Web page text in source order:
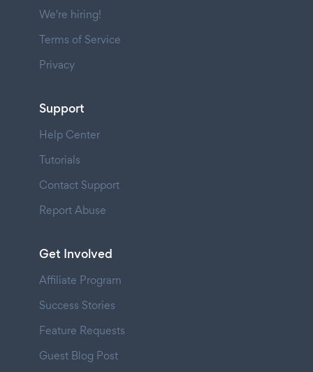
We're hiring!
Terms of Service
Privacy
Support
Help Center
Tutorials
Contact Support
Report Abuse
Get Involved
Affiliate Program
Success Stories
Feature Requests
Guest Blog Post